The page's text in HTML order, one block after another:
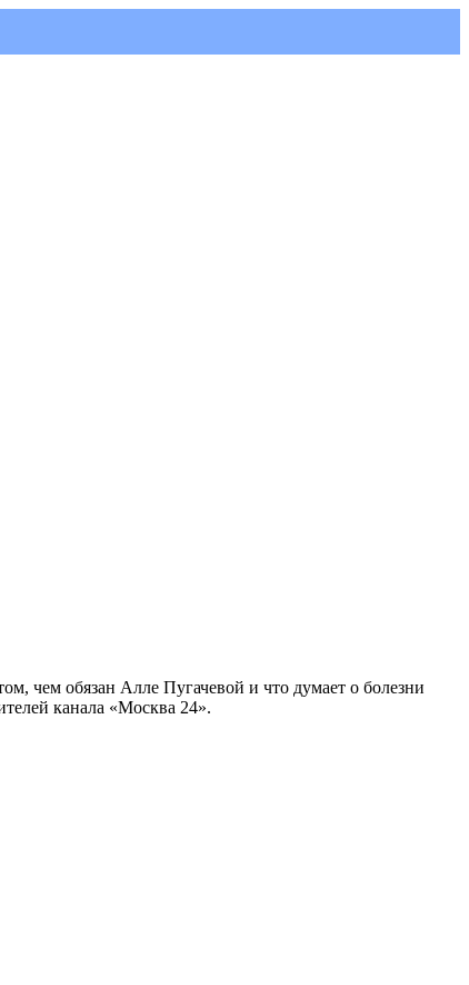
чем обязан Алле Пугачевой и что думает о болезни
канала «Москва 24».